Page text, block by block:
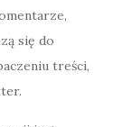
się do
treści,